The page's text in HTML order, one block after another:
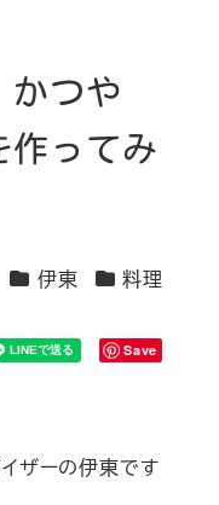
かつや
作ってみ
カテゴリー
伊東 カテゴリー
料理
Save
ザーの伊東です